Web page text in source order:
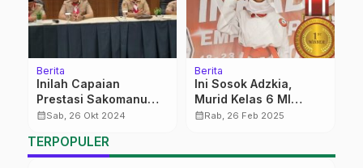
Berita
Inilah Capaian
Prestasi Sakomanu
PWNU Jateng 2018-
calendar_monthSab, 26 Okt 2024
Berita
Ini Sosok Adzkia,
Murid Kelas 6 MI
Ma’arif Gondang
2025
calendar_monthRab, 26 Feb 2025
TERPOPULER